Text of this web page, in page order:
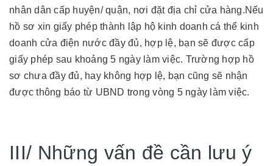
nhân dân cấp huyện/ quận, nơi đặt địa chỉ cửa hàng.Nếu
hồ sơ xin giấy phép thành lập hộ kinh doanh cá thể kinh
doanh cửa điện nước đầy đủ, hợp lệ, bạn sẽ được cấp
giấy phép sau khoảng 5 ngày làm việc. Trường hợp hồ
sơ chưa đầy đủ, hay không hợp lệ, bạn cũng sẽ nhận
được thông báo từ UBND trong vòng 5 ngày làm việc.
III/ Những vấn đề cần lưu ý